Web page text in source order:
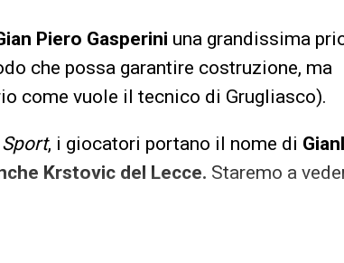
Piero Gasperini una grandissima
che possa garantire costruzione, ma
come vuole il tecnico di Grugliasco).
, i giocatori portano il nome di
Krstovic del Lecce. Staremo a